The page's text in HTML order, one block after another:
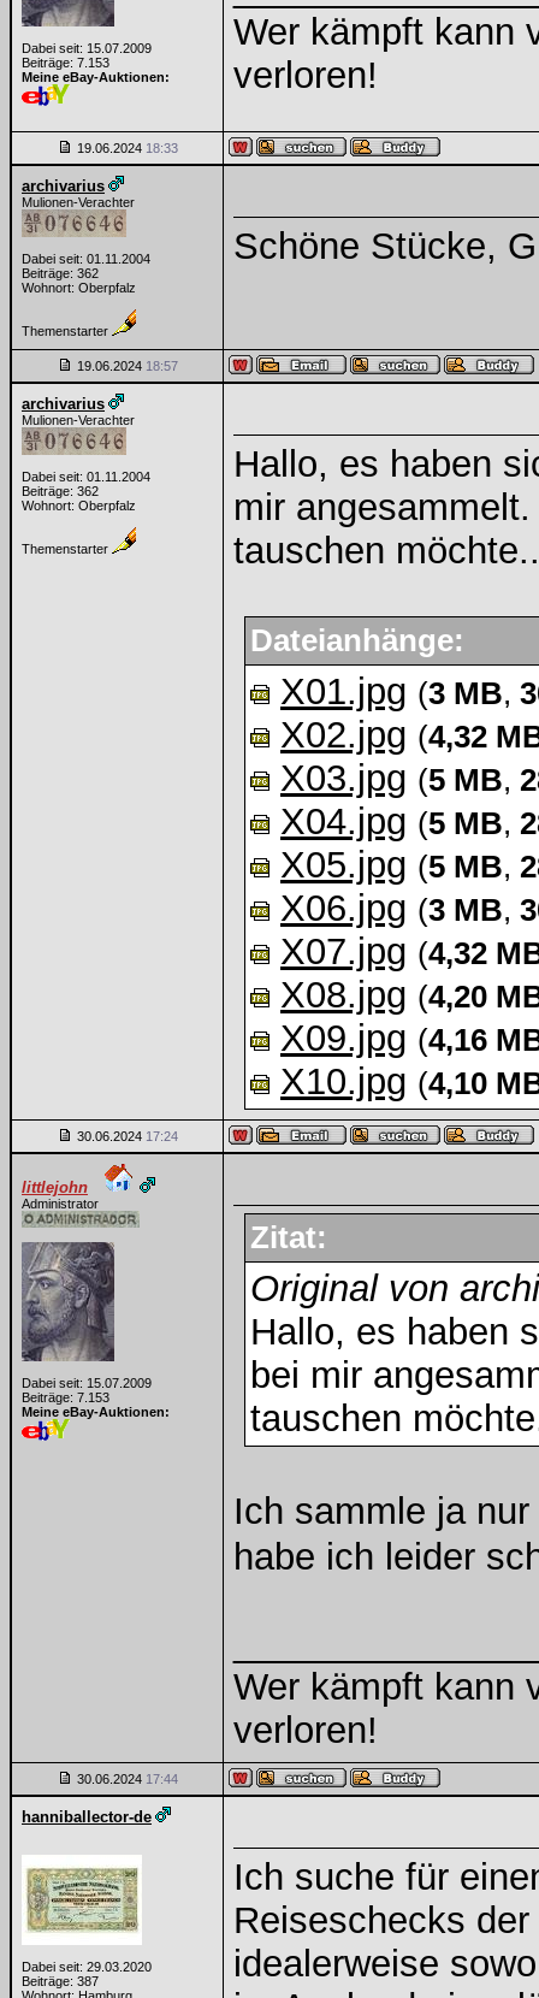
Dabei seit: 15.07.2009
Beiträge: 7.153
Meine eBay-Auktionen:
Wer kämpft kann
verloren!
19.06.2024 18:33
archivarius
Mulionen-Verachter
Dabei seit: 01.11.2004
Beiträge: 362
Wohnort: Oberpfalz
Themenstarter
Schöne Stücke,
19.06.2024 18:57
archivarius
Mulionen-Verachter
Dabei seit: 01.11.2004
Beiträge: 362
Wohnort: Oberpfalz
Themenstarter
Hallo, es haben
mir
tauschen
Dateianhänge:
X01.jpg (3 MB,
X02.jpg (4,32
X03.jpg (5 MB,
X04.jpg (5 MB,
X05.jpg (5 MB,
X06.jpg (3 MB,
X07.jpg (4,32
X08.jpg (4,20
X09.jpg (4,16
X10.jpg (4,10
30.06.2024 17:24
littlejohn
Administrator
Dabei seit: 15.07.2009
Beiträge: 7.153
Meine eBay-Auktionen:
Zitat:
Original von
Hallo, es haben
bei mir
tauschen
Ich sammle ja
habe ich leider
Wer kämpft kann
verloren!
30.06.2024 17:44
hanniballector-de
Dabei seit: 29.03.2020
Beiträge: 387
Ich suche für
Reiseschecks
idealerweise